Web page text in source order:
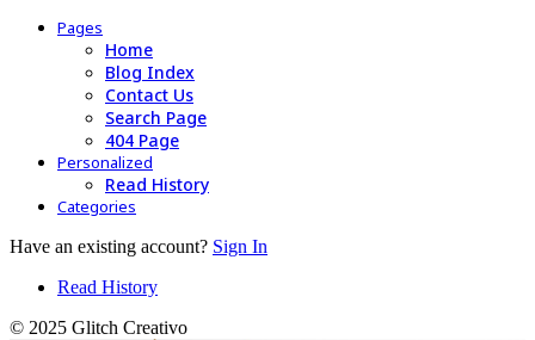
Pages
Home
Blog Index
Contact Us
Search Page
404 Page
Personalized
Read History
Categories
Have an existing account? Sign In
Read History
© 2025 Glitch Creativo